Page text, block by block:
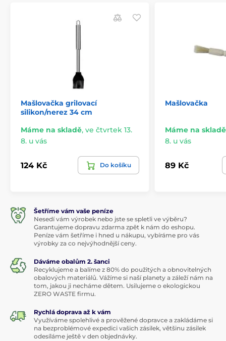
Mašlovačka grilovací
silikon/nerez 34 cm
Máme na skladě, ve čtvrtek 13.
8. u vás
124 Kč Do košíku
Mašlovačka
Máme na skladě
8. u vás
89 Kč
Šetříme vám vaše peníze
Nesedí vám výrobek nebo jste se spletli ve výběru?
Garantujeme dopravu zdarma zpět k nám do eshopu.
Peníze vám šetříme i hned u nákupu, vybíráme pro vás
výrobky za co nejvýhodnější ceny.
Dáváme obalům 2. šanci
Recyklujeme a balíme z 80% do použitých a obnovitelných
obalových materiálů. Vážíme si naší planety a záleží nám na
tom, jakou ji necháme dětem. Usilujeme o ekologickou
ZERO WASTE firmu.
Rychlá doprava až k vám
Využíváme spolehlivé a prověžené dopravce a zakládáme si
na bezproblémové expedici vašich zásilek, většinu zásilek
odesíláme ještě v den objednávky.